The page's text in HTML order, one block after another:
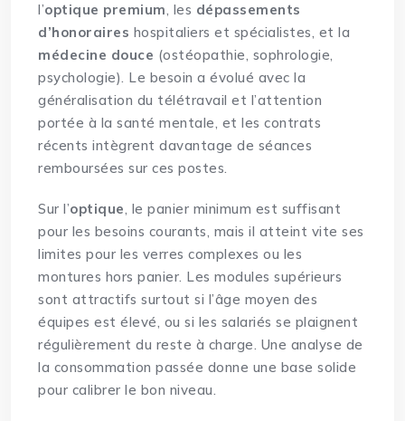
l’optique premium, les dépassements
d’honoraires hospitaliers et spécialistes, et la
médecine douce (ostéopathie, sophrologie,
psychologie). Le besoin a évolué avec la
généralisation du télétravail et l’attention
portée à la santé mentale, et les contrats
récents intègrent davantage de séances
remboursées sur ces postes.
Sur l’optique, le panier minimum est suffisant
pour les besoins courants, mais il atteint vite ses
limites pour les verres complexes ou les
montures hors panier. Les modules supérieurs
sont attractifs surtout si l’âge moyen des
équipes est élevé, ou si les salariés se plaignent
régulièrement du reste à charge. Une analyse de
la consommation passée donne une base solide
pour calibrer le bon niveau.